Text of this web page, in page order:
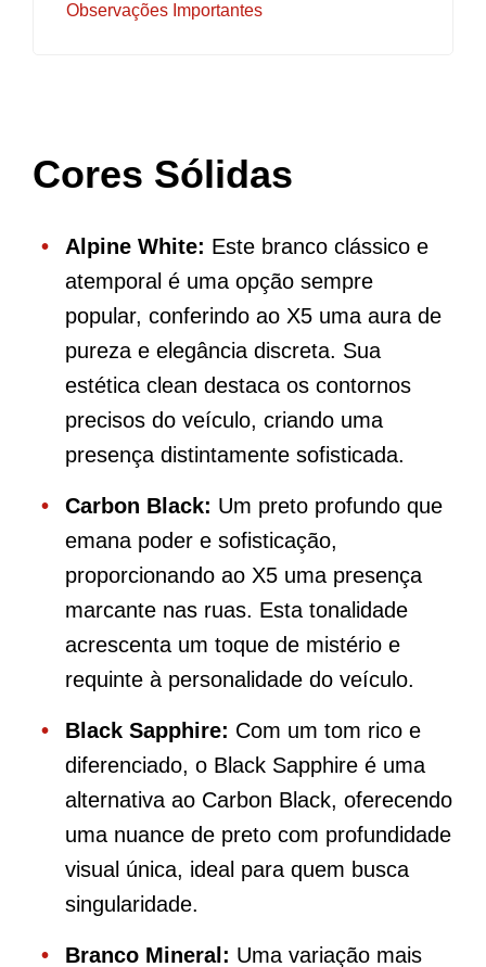
Observações Importantes
Cores Sólidas
Alpine White: Este branco clássico e
atemporal é uma opção sempre
popular, conferindo ao X5 uma aura de
pureza e elegância discreta. Sua
estética clean destaca os contornos
precisos do veículo, criando uma
presença distintamente sofisticada.
Carbon Black: Um preto profundo que
emana poder e sofisticação,
proporcionando ao X5 uma presença
marcante nas ruas. Esta tonalidade
acrescenta um toque de mistério e
requinte à personalidade do veículo.
Black Sapphire: Com um tom rico e
diferenciado, o Black Sapphire é uma
alternativa ao Carbon Black, oferecendo
uma nuance de preto com profundidade
visual única, ideal para quem busca
singularidade.
Branco Mineral: Uma variação mais